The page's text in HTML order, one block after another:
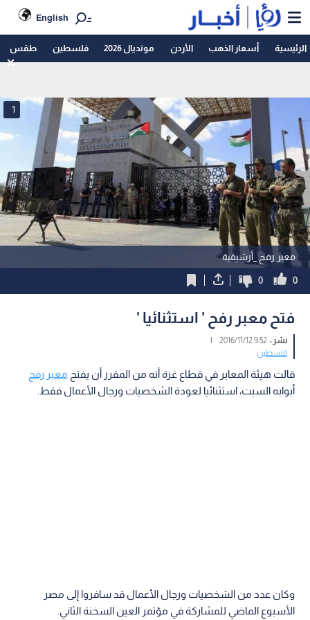
English
الرئيسية أسعار الذهب الأردن مونديال 2026 فلسطين طقس
معبر رفح _أرشيفية
1
0
0
فتح معبر رفح ' استثنائيا '
نشر :9:52 2016/11/12
|
فلسطين
قالت هيئة المعابر في قطاع غزة أنه من المقرر أن يفتح معبر رفح
أبوابه السبت، استثنائيا لعودة الشخصيات ورجال الأعمال فقط.
وكان عدد من الشخصيات ورجال الأعمال قد سافروا إلى مصر
الأسبوع الماضي للمشاركة في مؤتمر العين السخنة الثاني.